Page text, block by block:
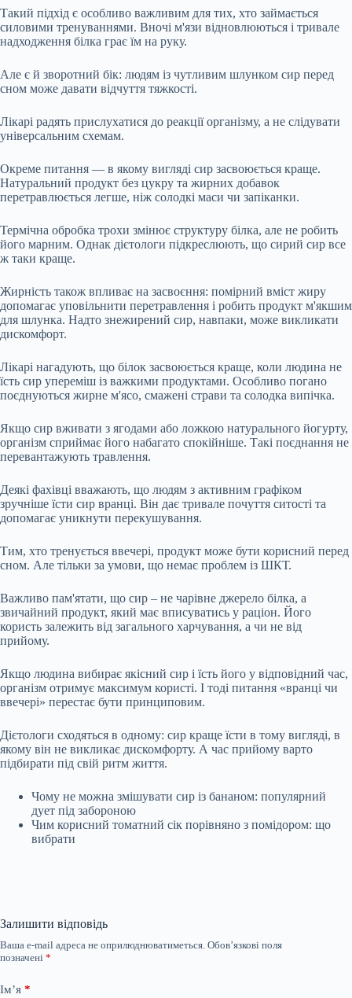
Такий підхід є особливо важливим для тих, хто займається
силовими тренуваннями. Вночі м'язи відновлюються і тривале
надходження білка грає їм на руку.
Але є й зворотний бік: людям із чутливим шлунком сир перед
сном може давати відчуття тяжкості.
Лікарі радять прислухатися до реакції організму, а не слідувати
універсальним схемам.
Окреме питання — в якому вигляді сир засвоюється краще.
Натуральний продукт без цукру та жирних добавок
перетравлюється легше, ніж солодкі маси чи запіканки.
Термічна обробка трохи змінює структуру білка, але не робить
його марним. Однак дієтологи підкреслюють, що сирий сир все
ж таки краще.
Жирність також впливає на засвоєння: помірний вміст жиру
допомагає уповільнити перетравлення і робить продукт м'якшим
для шлунка. Надто знежирений сир, навпаки, може викликати
дискомфорт.
Лікарі нагадують, що білок засвоюється краще, коли людина не
їсть сир упереміш із важкими продуктами. Особливо погано
поєднуються жирне м'ясо, смажені страви та солодка випічка.
Якщо сир вживати з ягодами або ложкою натурального йогурту,
організм сприймає його набагато спокійніше. Такі поєднання не
перевантажують травлення.
Деякі фахівці вважають, що людям з активним графіком
зручніше їсти сир вранці. Він дає тривале почуття ситості та
допомагає уникнути перекушування.
Тим, хто тренується ввечері, продукт може бути корисний перед
сном. Але тільки за умови, що немає проблем із ШКТ.
Важливо пам'ятати, що сир – не чарівне джерело білка, а
звичайний продукт, який має вписуватись у раціон. Його
користь залежить від загального харчування, а чи не від
прийому.
Якщо людина вибирає якісний сир і їсть його у відповідний час,
організм отримує максимум користі. І тоді питання «вранці чи
ввечері» перестає бути принциповим.
Дієтологи сходяться в одному: сир краще їсти в тому вигляді, в
якому він не викликає дискомфорту. А час прийому варто
підбирати під свій ритм життя.
Чому не можна змішувати сир із бананом: популярний
дует під забороною
Чим корисний томатний сік порівняно з помідором: що
вибрати
Залишити відповідь
Ваша e-mail адреса не оприлюднюватиметься. Обов’язкові поля
позначені *
Ім’я *